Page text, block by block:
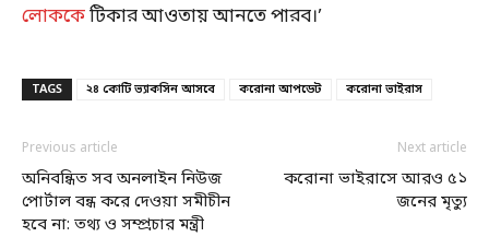
লোককেটিকার আওতায় আনতে পারব।’
TAGS ২৪ কোটি ভ্যাকসিন আসবে করোনা আপডেট করোনা ভাইরাস
Previous article
অনিবন্ধিত সব অনলাইন নিউজ
পোর্টাল বন্ধ করে দেওয়া সমীচীন
হবে না: তথ্য ও সম্প্রচার মন্ত্রী
Next article
করোনা ভাইরাসে আরও ৫১
জনের মৃত্যু